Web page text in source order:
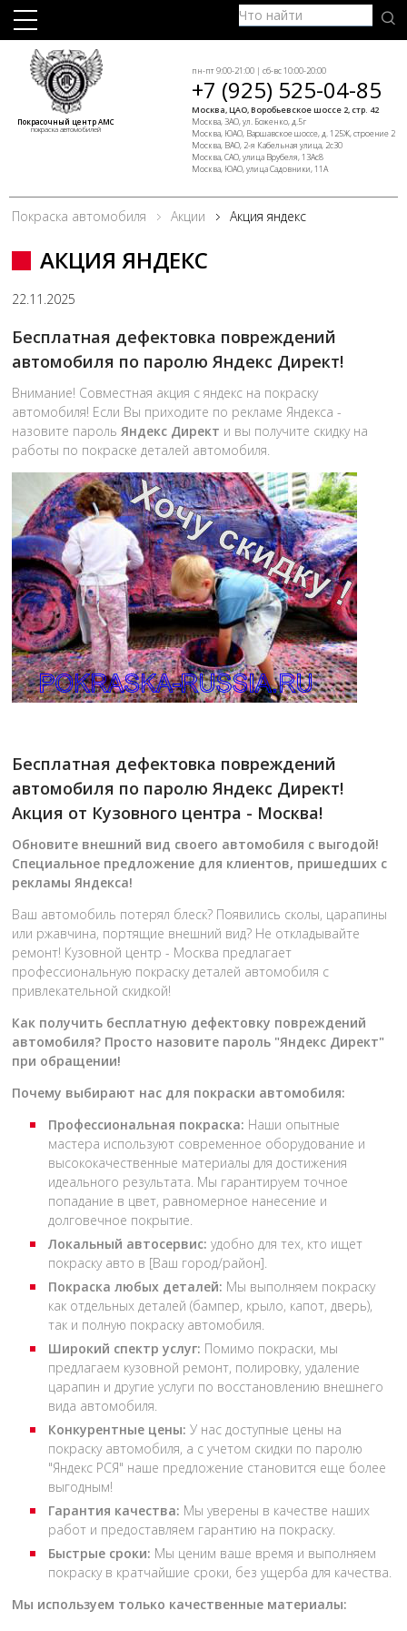
Покрасочный центр АМС
покраска автомобилей
пн-пт 9:00-21:00 | сб-вс 10:00-20:00
+7 (925) 525-04-85
Москва, ЦАО, Воробьевское шоссе 2, стр. 42
Москва, ЗАО, ул. Боженко, д.5г
Москва, ЮАО, Варшавское шоссе, д. 125Ж, строение 2
Москва, ВАО, 2-я Кабельная улица, 2с30
Москва, САО, улица Врубеля, 13Ас8
Москва, ЮАО, улица Садовники, 11А
Покраска автомобиля Акции Акция яндекс
АКЦИЯ ЯНДЕКС
22.11.2025
Бесплатная дефектовка повреждений
автомобиля по паролю Яндекс Директ!
Внимание! Совместная акция с яндекс на покраску
автомобиля! Если Вы приходите по рекламе Яндекса -
назовите парольЯндекс Директ и вы получите скидку на
работы по покраске деталей автомобиля.
Бесплатная дефектовка повреждений
автомобиля по паролю Яндекс Директ!
Акция от Кузовного центра - Москва!
Обновите внешний вид своего автомобиля с выгодой!
Специальное предложение для клиентов, пришедших с
рекламы Яндекса!
Ваш автомобиль потерял блеск? Появились сколы, царапины
или ржавчина, портящие внешний вид? Не откладывайте
ремонт! Кузовной центр - Москва предлагает
профессиональную покраску деталей автомобиля с
привлекательной скидкой!
Как получить бесплатную дефектовку повреждений
автомобиля? Просто назовите пароль "Яндекс Директ"
при обращении!
Почему выбирают нас для покраски автомобиля:
Профессиональная покраска: Наши опытные
мастера используют современное оборудование и
высококачественные материалы для достижения
идеального результата. Мы гарантируем точное
попадание в цвет, равномерное нанесение и
долговечное покрытие.
Локальный автосервис: удобно для тех, кто ищет
покраску авто в [Ваш город/район].
Покраска любых деталей: Мы выполняем покраску
как отдельных деталей (бампер, крыло, капот, дверь),
так и полную покраску автомобиля.
Широкий спектр услуг: Помимо покраски, мы
предлагаем кузовной ремонт, полировку, удаление
царапин и другие услуги по восстановлению внешнего
вида автомобиля.
Конкурентные цены: У нас доступные цены на
покраску автомобиля, а с учетом скидки по паролю
"Яндекс РСЯ" наше предложение становится еще более
выгодным!
Гарантия качества: Мы уверены в качестве наших
работ и предоставляем гарантию на покраску.
Быстрые сроки: Мы ценим ваше время и выполняем
покраску в кратчайшие сроки, без ущерба для качества.
Мы используем только качественные материалы: